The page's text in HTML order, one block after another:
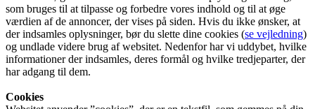
som bruges til at tilpasse og forbedre vores indhold og til at øge
værdien af de annoncer, der vises på siden. Hvis du ikke ønsker, at
der indsamles oplysninger, bør du slette dine cookies (se vejledning)
og undlade videre brug af websitet. Nedenfor har vi uddybet, hvilke
informationer der indsamles, deres formål og hvilke tredjeparter, der
har adgang til dem.
Cookies